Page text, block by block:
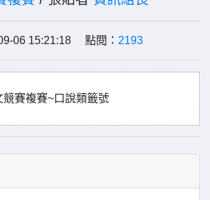
06 15:21:18 點閱： 2193
賽複賽~口說類籤號